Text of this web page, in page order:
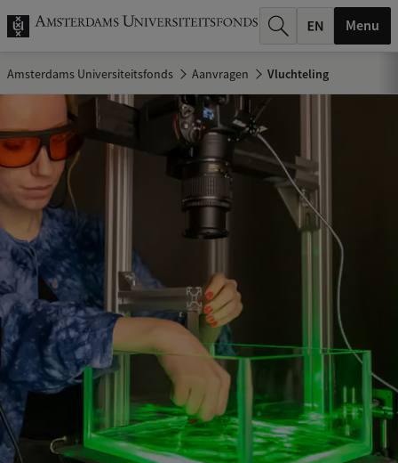
k
Menu
Amsterdams Universiteitsfonds Aanvragen Vluchteling